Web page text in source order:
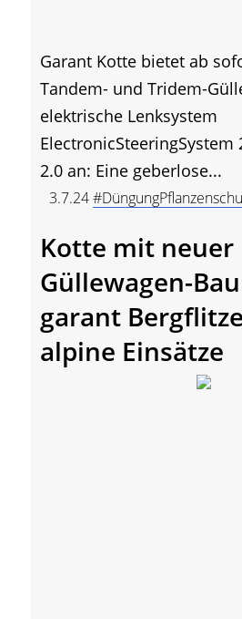
Garant Kotte bietet ab
Tandem- und Tridem-
elektrische Lenksystem
ElectronicSteeringSystem
2.0 an: Eine geberlose...
3.7.24
Kotte mit neuer
Güllewagen-
garant
alpine Einsätze